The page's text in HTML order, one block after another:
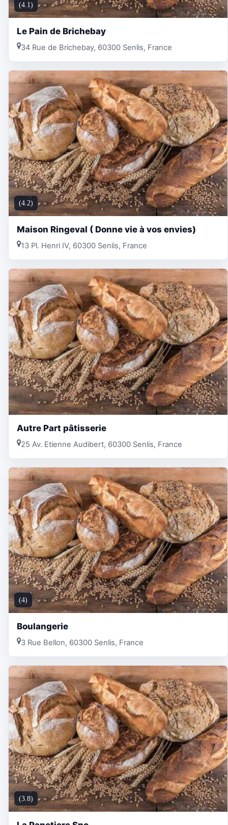
(4.1)
Le Pain de Brichebay
34 Rue de Brichebay, 60300 Senlis, France
(4.2)
Maison Ringeval ( Donne vie à vos envies)
13 Pl. Henri IV, 60300 Senlis, France
Autre Part pâtisserie
25 Av. Etienne Audibert, 60300 Senlis, France
(4)
Boulangerie
3 Rue Bellon, 60300 Senlis, France
(3.8)